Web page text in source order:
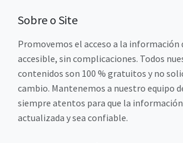
Sobre o Site
Promovemos el acceso a la información
accesible, sin complicaciones. Todos
contenidos son 100 % gratuitos y no
cambio. Mantenemos a nuestro equipo
siempre atentos para que la
actualizada y sea confiable.